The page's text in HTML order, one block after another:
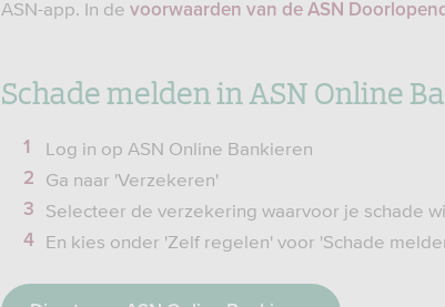
ASN-app. In de voorwaarden van de ASN
Schade melden in ASN Online
Log in op ASN Online Bankieren
Ga naar 'Verzekeren'
Selecteer de verzekering waarvoor je schade
En kies onder 'Zelf regelen' voor 'Schade